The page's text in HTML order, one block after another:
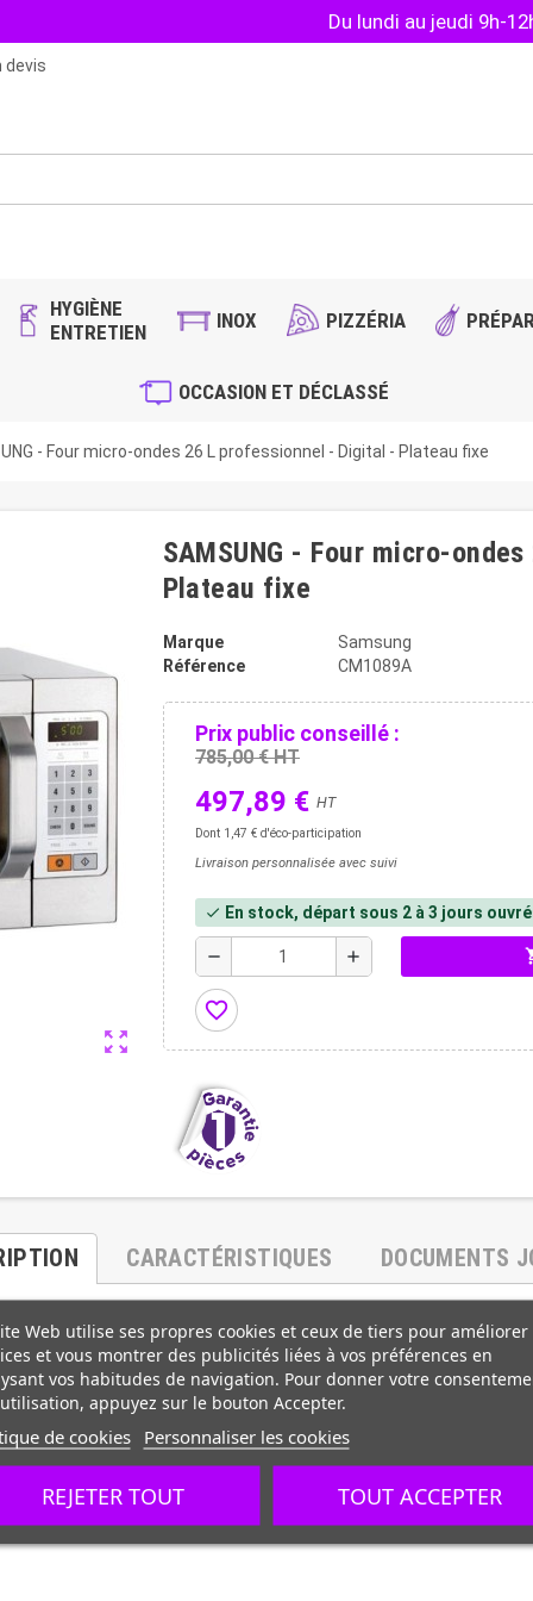
Du lundi au jeudi 9h-
devis
HYGIÈNE
ENTRETIEN
INOX PIZZÉRIA
OCCASION ET DÉCLASSÉ
- Four micro-ondes 26 L professionnel - Digital - Plateau fixe
zoom_out_map
SAMSUNG - Four micro-
Plateau fixe
Marque
Samsung
Référence
CM1089A
Prix public conseillé :
785,00 € HT
497,89 € HT
Dont 1,47 € d'éco-participation
Livraison personnalisée avec suivi
check En stock, départ sous 2 à 3 jours
remove add
favorite_border
CARACTÉRISTIQUES DOCUMENTS
Web utilise ses propres cookies et ceux de tiers pour améliorer
et vous montrer des publicités liées à vos préférences en
vos habitudes de navigation. Pour donner votre
appuyez sur le bouton Accepter.
de cookies Personnaliser les cookies
REJETER TOUT TOUT ACCEPTER